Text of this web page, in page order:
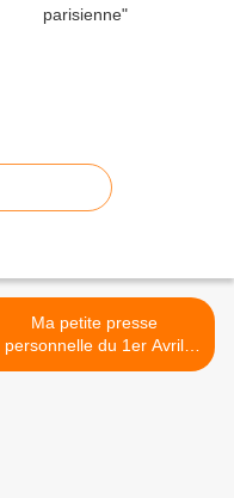
Ma petite presse
personnelle du 1er Avril
2025 >